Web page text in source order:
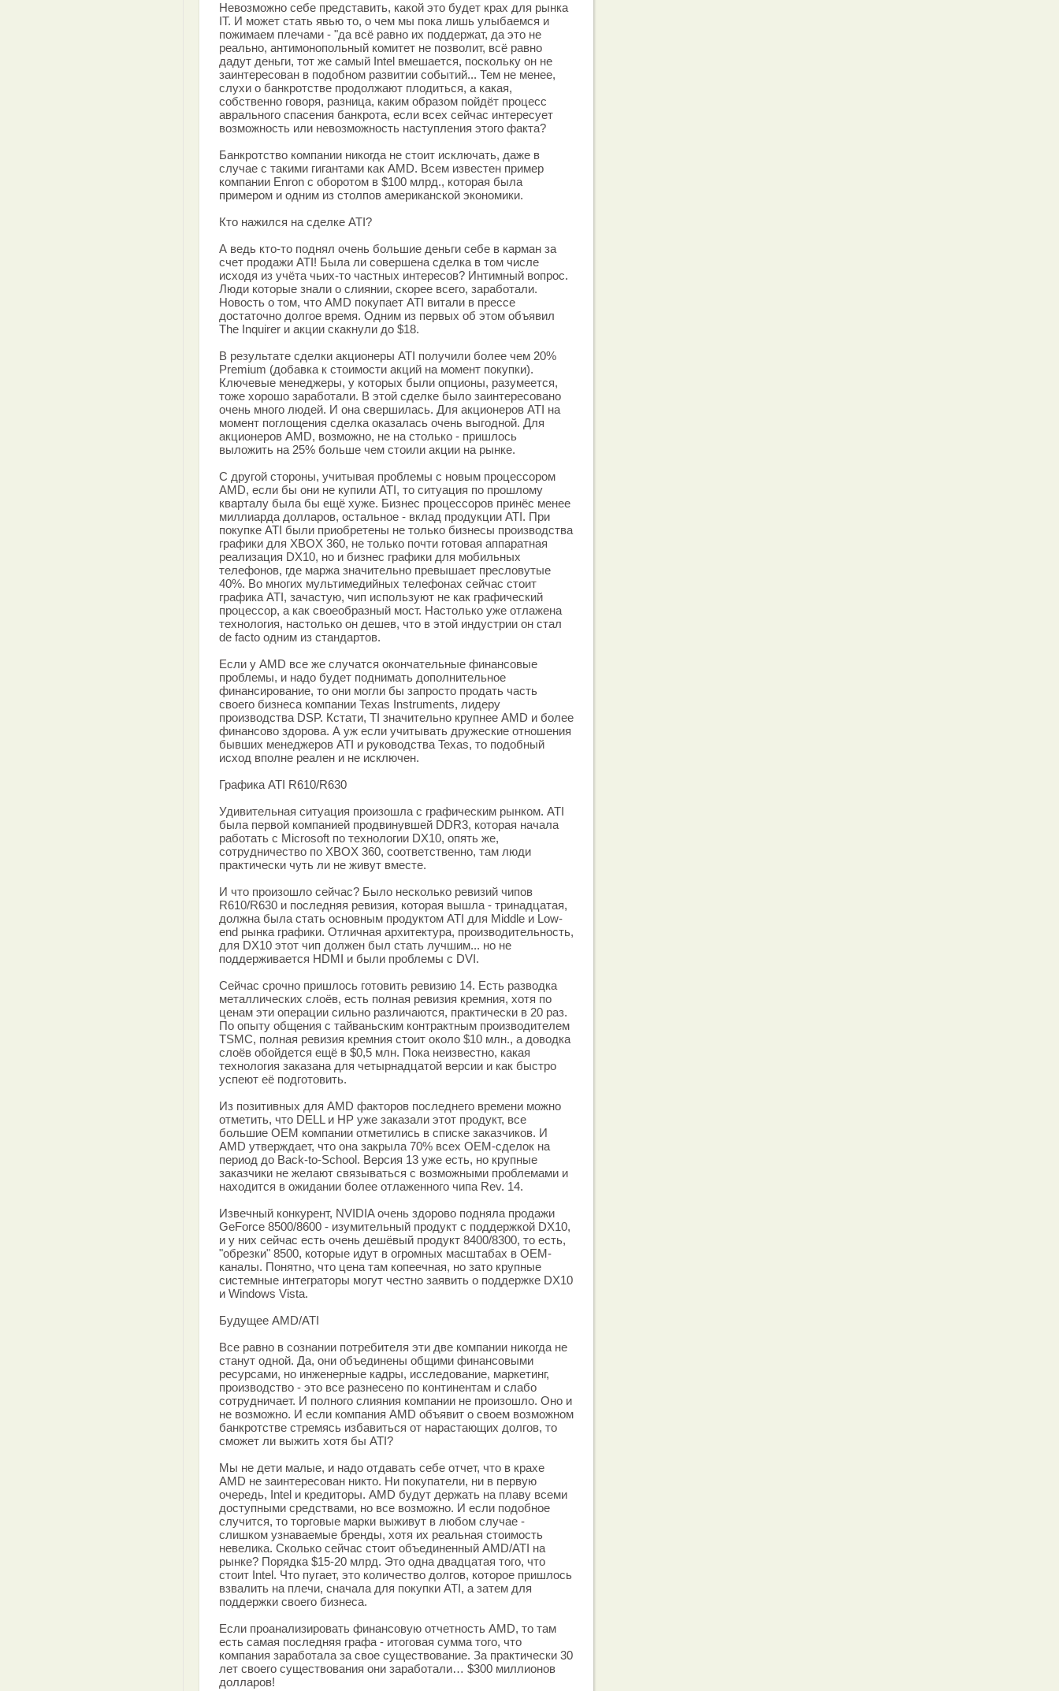
Невозможно себе представить, какой это будет крах для рынка
IT. И может стать явью то, о чем мы пока лишь улыбаемся и
пожимаем плечами - "да всё равно их поддержат, да это не
реально, антимонопольный комитет не позволит, всё равно
дадут деньги, тот же самый Intel вмешается, поскольку он не
заинтересован в подобном развитии событий... Тем не менее,
слухи о банкротстве продолжают плодиться, а какая,
собственно говоря, разница, каким образом пойдёт процесс
аврального спасения банкрота, если всех сейчас интересует
возможность или невозможность наступления этого факта?
Банкротство компании никогда не стоит исключать, даже в
случае с такими гигантами как AMD. Всем известен пример
компании Enron c оборотом в $100 млрд., которая была
примером и одним из столпов американской экономики.
Кто нажился на сделке ATI?
А ведь кто-то поднял очень большие деньги себе в карман за
счет продажи ATI! Была ли совершена сделка в том числе
исходя из учёта чьих-то частных интересов? Интимный вопрос.
Люди которые знали о слиянии, скорее всего, заработали.
Новость о том, что AMD покупает ATI витали в прессе
достаточно долгое время. Одним из первых об этом объявил
The Inquirer и акции скакнули до $18.
В результате сделки акционеры ATI получили более чем 20%
Premium (добавка к стоимости акций на момент покупки).
Ключевые менеджеры, у которых были опционы, разумеется,
тоже хорошо заработали. В этой сделке было заинтересовано
очень много людей. И она свершилась. Для акционеров ATI на
момент поглощения сделка оказалась очень выгодной. Для
акционеров AMD, возможно, не на столько - пришлось
выложить на 25% больше чем стоили акции на рынке.
С другой стороны, учитывая проблемы с новым процессором
AMD, если бы они не купили ATI, то ситуация по прошлому
кварталу была бы ещё хуже. Бизнес процессоров принёс менее
миллиарда долларов, остальное - вклад продукции ATI. При
покупке ATI были приобретены не только бизнесы производства
графики для XBOX 360, не только почти готовая аппаратная
реализация DX10, но и бизнес графики для мобильных
телефонов, где маржа значительно превышает пресловутые
40%. Во многих мультимедийных телефонах сейчас стоит
графика ATI, зачастую, чип используют не как графический
процессор, а как своеобразный мост. Настолько уже отлажена
технология, настолько он дешев, что в этой индустрии он стал
de facto одним из стандартов.
Если у AMD все же случатся окончательные финансовые
проблемы, и надо будет поднимать дополнительное
финансирование, то они могли бы запросто продать часть
своего бизнеса компании Texas Instruments, лидеру
производства DSP. Кстати, TI значительно крупнее AMD и более
финансово здорова. А уж если учитывать дружеские отношения
бывших менеджеров ATI и руководства Texas, то подобный
исход вполне реален и не исключен.
Графика ATI R610/R630
Удивительная ситуация произошла с графическим рынком. ATI
была первой компанией продвинувшей DDR3, которая начала
работать с Microsoft по технологии DX10, опять же,
сотрудничество по XBOX 360, соответственно, там люди
практически чуть ли не живут вместе.
И что произошло сейчас? Было несколько ревизий чипов
R610/R630 и последняя ревизия, которая вышла - тринадцатая,
должна была стать основным продуктом ATI для Middle и Low-
end рынка графики. Отличная архитектура, производительность,
для DX10 этот чип должен был стать лучшим... но не
поддерживается HDMI и были проблемы с DVI.
Сейчас срочно пришлось готовить ревизию 14. Есть разводка
металлических слоёв, есть полная ревизия кремния, хотя по
ценам эти операции сильно различаются, практически в 20 раз.
По опыту общения с тайваньским контрактным производителем
TSMC, полная ревизия кремния стоит около $10 млн., а доводка
слоёв обойдется ещё в $0,5 млн. Пока неизвестно, какая
технология заказана для четырнадцатой версии и как быстро
успеют её подготовить.
Из позитивных для AMD факторов последнего времени можно
отметить, что DELL и HP уже заказали этот продукт, все
большие OEM компании отметились в списке заказчиков. И
AMD утверждает, что она закрыла 70% всех OEM-сделок на
период до Back-to-School. Версия 13 уже есть, но крупные
заказчики не желают связываться с возможными проблемами и
находится в ожидании более отлаженного чипа Rev. 14.
Извечный конкурент, NVIDIA очень здорово подняла продажи
GeForce 8500/8600 - изумительный продукт с поддержкой DX10,
и у них сейчас есть очень дешёвый продукт 8400/8300, то есть,
"обрезки" 8500, которые идут в огромных масштабах в OEM-
каналы. Понятно, что цена там копеечная, но зато крупные
системные интеграторы могут честно заявить о поддержке DX10
и Windows Vista.
Будущее AMD/ATI
Все равно в сознании потребителя эти две компании никогда не
станут одной. Да, они объединены общими финансовыми
ресурсами, но инженерные кадры, исследование, маркетинг,
производство - это все разнесено по континентам и слабо
сотрудничает. И полного слияния компании не произошло. Оно и
не возможно. И если компания AMD объявит о своем возможном
банкротстве стремясь избавиться от нарастающих долгов, то
сможет ли выжить хотя бы ATI?
Мы не дети малые, и надо отдавать себе отчет, что в крахе
AMD не заинтересован никто. Ни покупатели, ни в первую
очередь, Intel и кредиторы. AMD будут держать на плаву всеми
доступными средствами, но все возможно. И если подобное
случится, то торговые марки выживут в любом случае -
слишком узнаваемые бренды, хотя их реальная стоимость
невелика. Сколько сейчас стоит объединенный AMD/ATI на
рынке? Порядка $15-20 млрд. Это одна двадцатая того, что
стоит Intel. Что пугает, это количество долгов, которое пришлось
взвалить на плечи, сначала для покупки ATI, а затем для
поддержки своего бизнеса.
Если проанализировать финансовую отчетность AMD, то там
есть самая последняя графа - итоговая сумма того, что
компания заработала за свое существование. За практически 30
лет своего существования они заработали… $300 миллионов
долларов!